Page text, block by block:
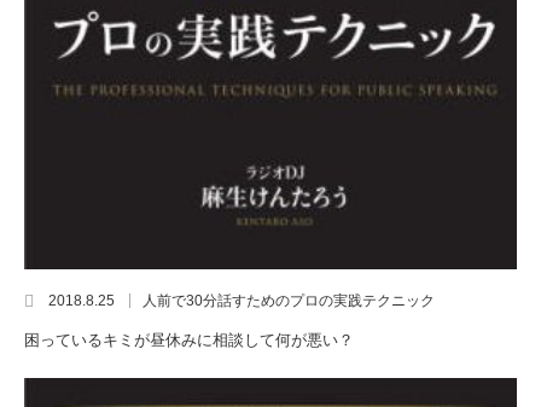
2018.8.25 人前で30分話すためのプロの実践テクニック
困っているキミが昼休みに相談して何が悪い？